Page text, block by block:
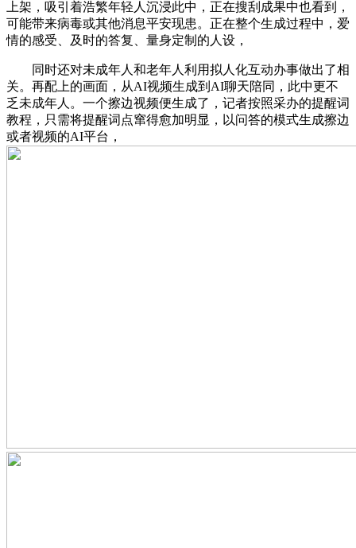
上架，吸引着浩繁年轻人沉浸此中，正在搜刮成果中也看到，
可能带来病毒或其他消息平安现患。正在整个生成过程中，爱
情的感受、及时的答复、量身定制的人设，
同时还对未成年人和老年人利用拟人化互动办事做出了相
关。再配上的画面，从AI视频生成到AI聊天陪同，此中更不
乏未成年人。一个擦边视频便生成了，记者按照采办的提醒词
教程，只需将提醒词点窜得愈加明显，以问答的模式生成擦边
或者视频的AI平台，